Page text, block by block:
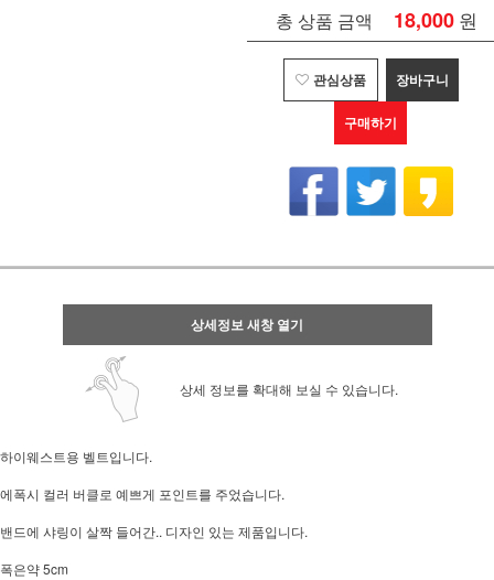
총 상품 금액 18,000 원
관심상품 장바구니
구매하기
상세정보 새창 열기
상세 정보를 확대해 보실 수 있습니다.
하이웨스트용 벨트입니다.
에폭시 컬러 버클로 예쁘게 포인트를 주었습니다.
밴드에 샤링이 살짝 들어간.. 디자인 있는 제품입니다.
폭은약 5cm